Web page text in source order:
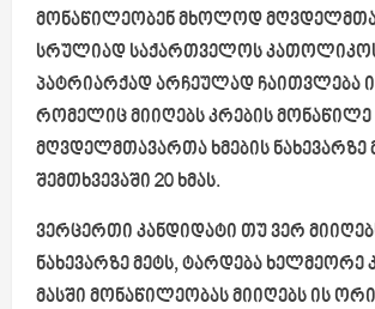
მონაწილეობენ მხოლოდ
სრულიად საქართველოს
პატრიარქად არჩეულად ჩაითვლება
რომელიც მიიღებს კრების მონაწილე
მღვდელმთავართა ხმების ნახევარზე
შემთხვევაში 20 ხმას.
ვერცერთი კანდიდატი თუ ვერ
ნახევარზე მეტს, ტარდება ხელმეორე
მასში მონაწილეობას მიიღებს ის